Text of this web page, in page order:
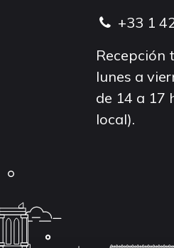
+33 1
Recepción
lunes a
de 14 a 17
local).